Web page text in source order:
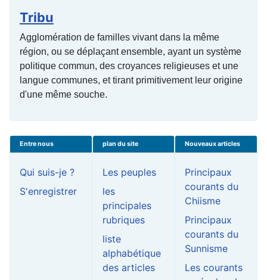
Tribu
Agglomération de familles vivant dans la même
région, ou se déplaçant ensemble, ayant un système
politique commun, des croyances religieuses et une
langue communes, et tirant primitivement leur origine
d'une même souche.
Entre nous
Qui suis-je ?
S'enregistrer
plan du site
Les peuples
les
principales
rubriques
liste
alphabétique
des articles
Nouveaux articles
Principaux
courants du
Chiisme
Principaux
courants du
Sunnisme
Les courants